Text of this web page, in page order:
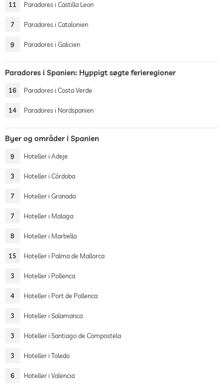
11 Paradores i Castilla Leon
7 Paradores i Catalonien
9 Paradores i Galicien
Paradores i Spanien: Hyppigt søgte ferieregioner
16 Paradores i Costa Verde
14 Paradores i Nordspanien
Byer og områder i Spanien
9 Hoteller i Adeje
3 Hoteller i Córdoba
7 Hoteller i Granada
7 Hoteller i Malaga
8 Hoteller i Marbella
15 Hoteller i Palma de Mallorca
3 Hoteller i Pollenca
4 Hoteller i Port de Pollenca
3 Hoteller i Salamanca
3 Hoteller i Santiago de Compostela
3 Hoteller i Toledo
6 Hoteller i Valencia